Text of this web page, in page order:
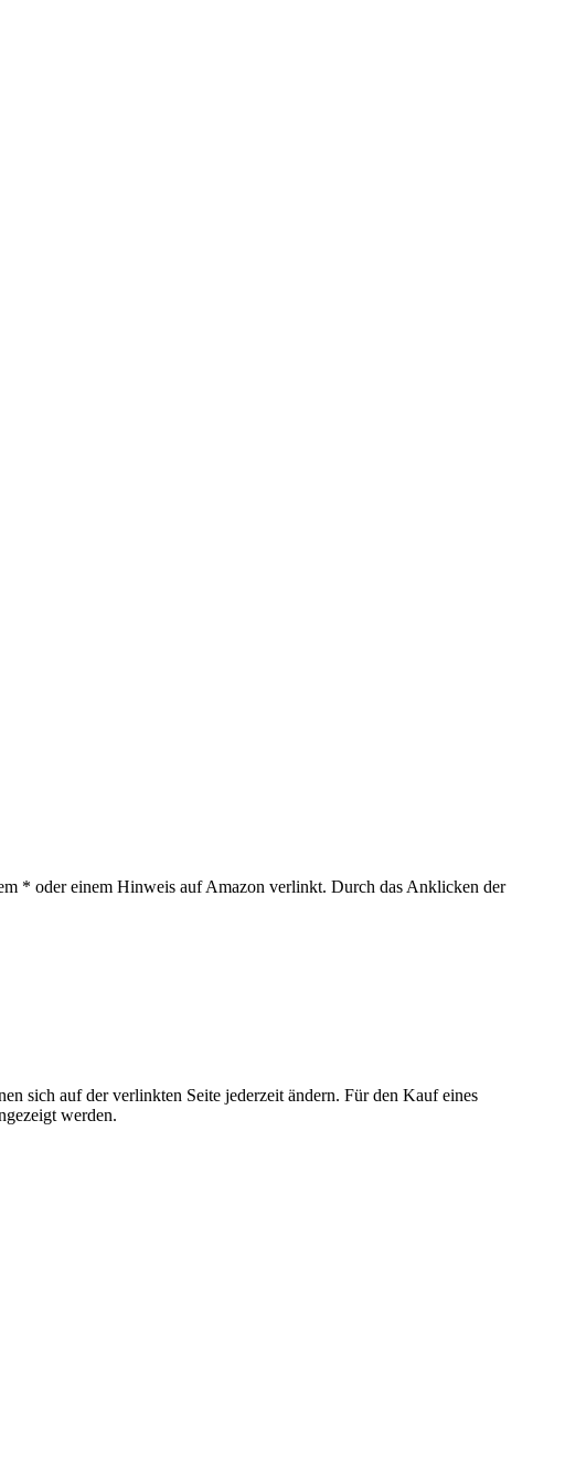
* oder einem Hinweis auf Amazon verlinkt. Durch das Anklicken der
sich auf der verlinkten Seite jederzeit ändern. Für den Kauf eines
werden.